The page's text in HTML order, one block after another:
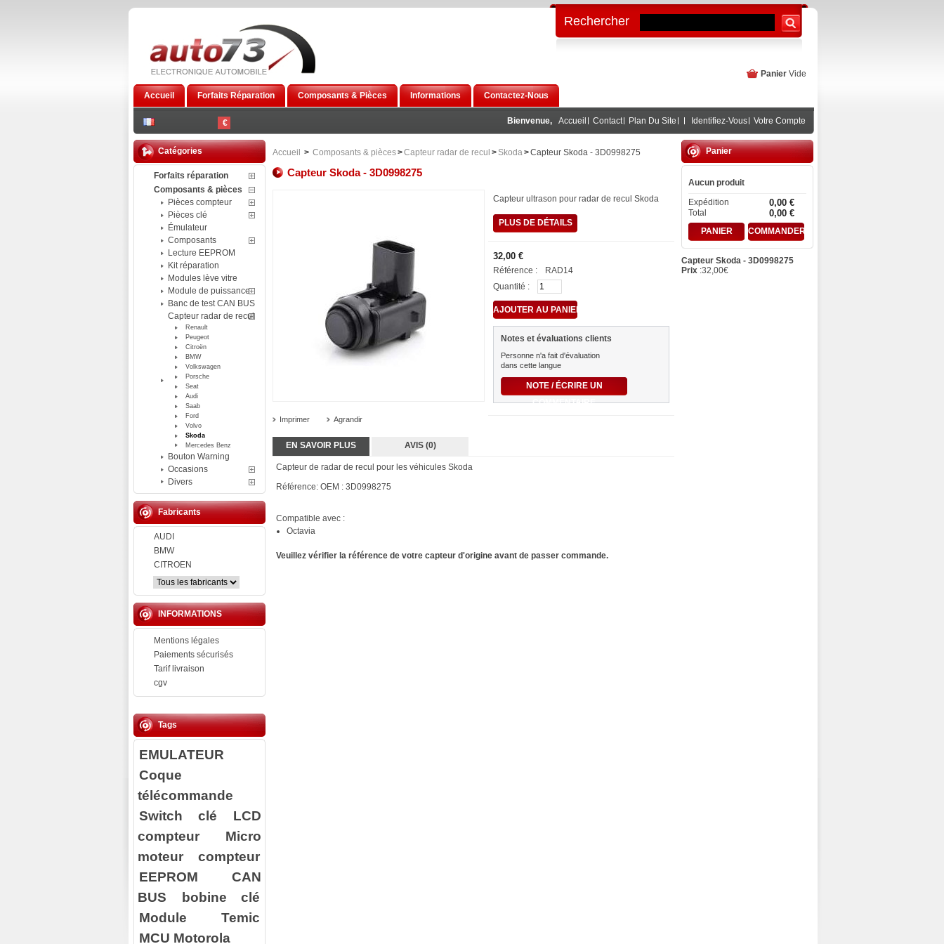
€
Accueil Forfaits Réparation Composants & Pièces Informations Contactez-Nous
Panier Vide
Bienvenue, Accueil Contact Plan Du Site Identifiez-Vous Votre Compte
Rechercher
Catégories
Forfaits réparation
Composants & pièces
Pièces compteur
Pièces clé
Émulateur
Composants
Lecture EEPROM
Kit réparation
Modules lève vitre
Module de puissance
Banc de test CAN BUS
Capteur radar de recul
Renault
Peugeot
Citroën
BMW
Volkswagen
Porsche
Seat
Audi
Saab
Ford
Volvo
Skoda
Mercedes Benz
Bouton Warning
Occasions
Divers
Fabricants
AUDI
BMW
CITROEN
INFORMATIONS
Mentions légales
Paiements sécurisés
Tarif livraison
cgv
Tags
EMULATEUR
Coque
télécommande
Switch clé
LCD
compteur
Micro
moteur compteur
EEPROM
CAN
BUS
bobine clé
Module Temic
MCU Motorola
Accueil > Composants & pièces>Capteur radar de recul > Skoda>Capteur Skoda - 3D0998275
Capteur Skoda - 3D0998275
Imprimer Agrandir
Capteur ultrason pour radar de recul Skoda
PLUS DE DÉTAILS
32,00 €
Référence :
RAD14
Quantité :
Notes et évaluations clients
Personne n'a fait d'évaluation
dans cette langue
NOTE / ÉCRIRE UN
COMMENTAIRE
EN SAVOIR PLUS AVIS (0)
Capteur de radar de recul pour les véhicules Skoda
Référence: OEM : 3D0998275
Compatible avec :
Octavia
Veuillez vérifier la référence de votre capteur d'origine avant de passer commande.
Panier
Aucun produit
Expédition
0,00 €
Total 0,00 €
PANIER COMMANDER
Capteur Skoda - 3D0998275
Prix :32,00€